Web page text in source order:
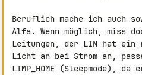
Beruflich mache ich auch
Alfa. Wenn möglich, miss
Leitungen, der LIN hat ein
Licht an bei Strom an,
LIMP_HOME (Sleepmode),